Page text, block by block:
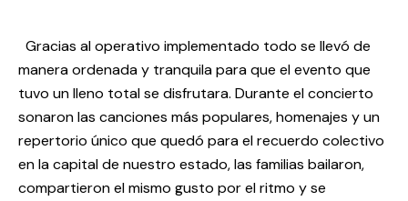
Gracias al operativo implementado todo se llevó de
manera ordenada y tranquila para que el evento que
tuvo un lleno total se disfrutara. Durante el concierto
sonaron las canciones más populares, homenajes y un
repertorio único que quedó para el recuerdo colectivo
en la capital de nuestro estado, las familias bailaron,
compartieron el mismo gusto por el ritmo y se